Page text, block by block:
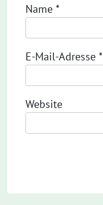
Name *
E-Mail-Adresse *
Website